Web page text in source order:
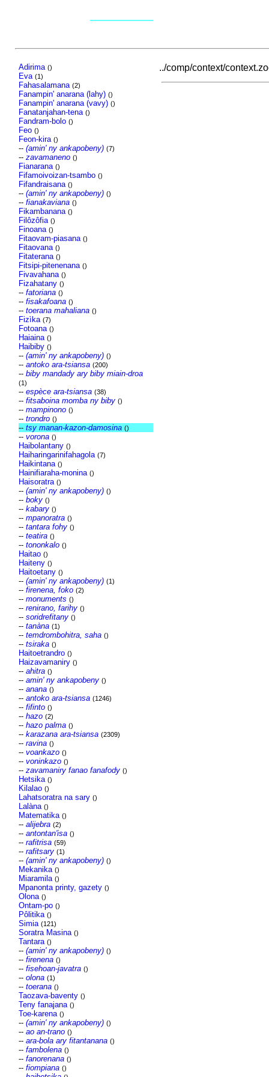
Adirima ()
Eva (1)
Fahasalamana (2)
Fanampin' anarana (lahy) ()
Fanampin' anarana (vavy) ()
Fanatanjahan-tena ()
Fandram-bolo ()
Feo ()
Feon-kira ()
-- (amin' ny ankapobeny) (7)
-- zavamaneno ()
Fianarana ()
Fifamoivoizan-tsambo ()
Fifandraisana ()
-- (amin' ny ankapobeny) ()
-- fianakaviana ()
Fikambanana ()
Filôzôfia ()
Finoana ()
Fitaovam-piasana ()
Fitaovana ()
Fitaterana ()
Fitsipi-pitenenana ()
Fivavahana ()
Fizahatany ()
-- fatoriana ()
-- fisakafoana ()
-- toerana mahaliana ()
Fizìka (7)
Fotoana ()
Haiaina ()
Haibiby ()
-- (amin' ny ankapobeny) ()
-- antoko ara-tsiansa (200)
-- biby mandady ary biby miain-droa
(1)
-- espèce ara-tsiansa (38)
-- fitsaboina momba ny biby ()
-- mampinono ()
-- trondro ()
-- tsy manan-kazon-damosina ()
-- vorona ()
Haibolantany ()
Haiharingarinifahagola (7)
Haikintana ()
Hainifiaraha-monina ()
Haisoratra ()
-- (amin' ny ankapobeny) ()
-- boky ()
-- kabary ()
-- mpanoratra ()
-- tantara fohy ()
-- teatira ()
-- tononkalo ()
Haitao ()
Haiteny ()
Haitoetany ()
-- (amin' ny ankapobeny) (1)
-- firenena, foko (2)
-- monuments ()
-- renirano, farihy ()
-- soridrefitany ()
-- tanàna (1)
-- temdrombohitra, saha ()
-- tsiraka ()
Haitoetrandro ()
Haizavamaniry ()
-- ahitra ()
-- amin' ny ankapobeny ()
-- anana ()
-- antoko ara-tsiansa (1246)
-- fifinto ()
-- hazo (2)
-- hazo palma ()
-- karazana ara-tsiansa (2309)
-- ravina ()
-- voankazo ()
-- voninkazo ()
-- zavamaniry fanao fanafody ()
Hetsika ()
Kilalao ()
Lahatsoratra na sary ()
Lalàna ()
Matematika ()
-- alijebra (2)
-- antontan'isa ()
-- rafitrisa (59)
-- rafitsary (1)
-- (amin' ny ankapobeny) ()
Mekanika ()
Miaramila ()
Mpanonta printy, gazety ()
Olona ()
Ontam-po ()
Pôlitika ()
Simia (121)
Soratra Masina ()
Tantara ()
-- (amin' ny ankapobeny) ()
-- firenena ()
-- fisehoan-javatra ()
-- olona (1)
-- toerana ()
Taozava-baventy ()
Teny fanajana ()
Toe-karena ()
-- (amin' ny ankapobeny) ()
-- ao an-trano ()
-- ara-bola ary fitantanana ()
-- fambolena ()
-- fanorenana ()
-- fiompiana ()
../comp/context/